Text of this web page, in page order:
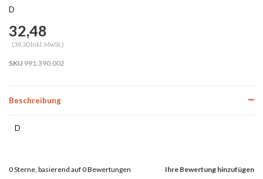
D
32,48
(39,30 Inkl. MwSt.)
SKU 991.390.002
Beschreibung
D
Ihre Bewertung hinzufügen
0Sterne, basierend auf0Bewertungen